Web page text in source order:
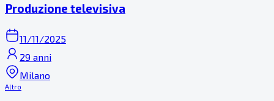
Produzione televisiva
11/11/2025
29 anni
Milano
Altro